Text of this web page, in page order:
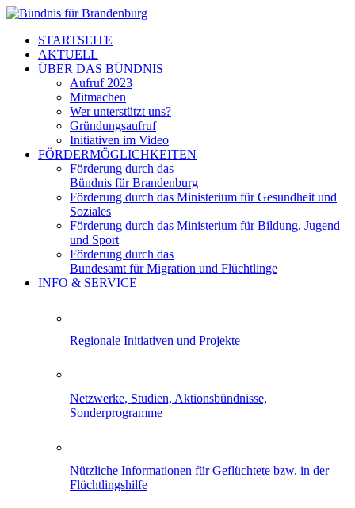
STARTSEITE
AKTUELL
ÜBER DAS BÜNDNIS
Aufruf 2023
Mitmachen
Wer unterstützt uns?
Gründungsaufruf
Initiativen im Video
FÖRDERMÖGLICHKEITEN
Förderung durch das
Bündnis für Brandenburg
Förderung durch das Ministerium für Gesundheit und
Soziales
Förderung durch das Ministerium für Bildung, Jugend
und Sport
Förderung durch das
Bundesamt für Migration und Flüchtlinge
INFO & SERVICE
Regionale Initiativen und Projekte
Netzwerke, Studien, Aktionsbündnisse,
Sonderprogramme
Nützliche Informationen für Geflüchtete bzw. in der
Flüchtlingshilfe